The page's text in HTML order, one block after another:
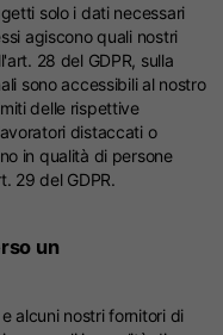
solo i dati necessari
agiscono quali nostri
28 del GDPR, sulla
sono accessibili al nostro
delle rispettive
distaccati o
in qualità di persone
29 del GDPR.
un
alcuni nostri fornitori di